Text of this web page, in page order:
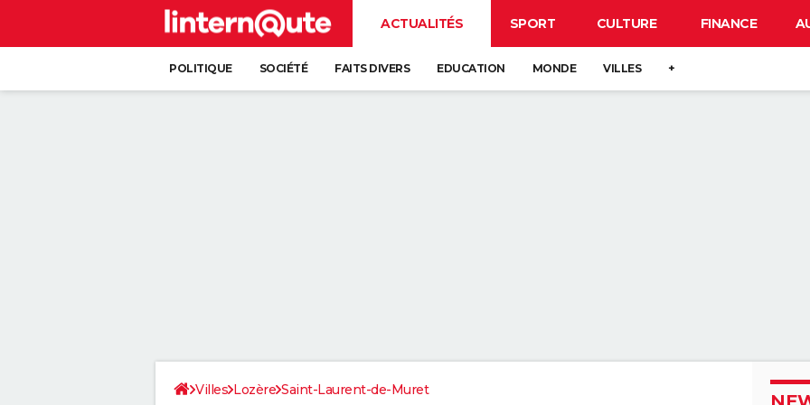
ACTUALITÉS SPORT CULTURE FINANCE
POLITIQUE SOCIÉTÉ FAITS DIVERS EDUCATION MONDE VILLES +
Villes Lozère Saint-Laurent-de-Muret